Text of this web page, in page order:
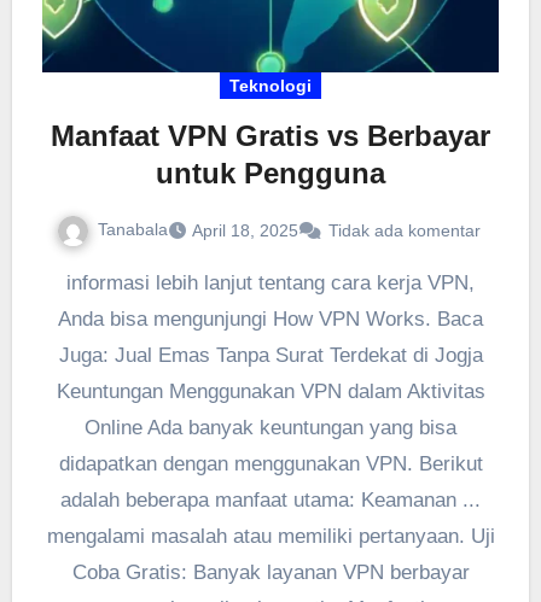
Teknologi
Manfaat VPN Gratis vs Berbayar
untuk Pengguna
Tanabala April 18, 2025 Tidak ada komentar
informasi lebih lanjut tentang cara kerja VPN,
Anda bisa mengunjungi How VPN Works. Baca
Juga: Jual Emas Tanpa Surat Terdekat di Jogja
Keuntungan Menggunakan VPN dalam Aktivitas
Online Ada banyak keuntungan yang bisa
didapatkan dengan menggunakan VPN. Berikut
adalah beberapa manfaat utama: Keamanan ...
mengalami masalah atau memiliki pertanyaan. Uji
Coba Gratis: Banyak layanan VPN berbayar